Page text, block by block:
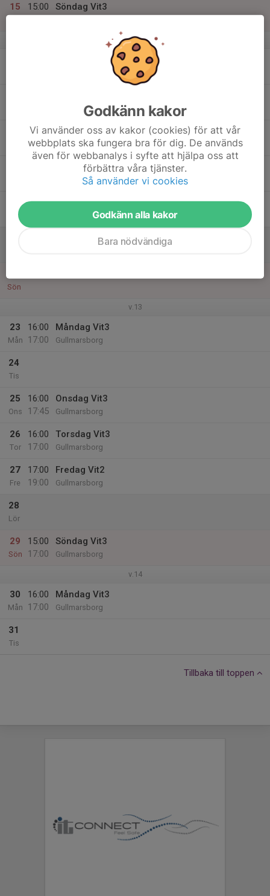
15
15:00
Söndag Vit3
v.12
16:00
17:45
Onsdag Vit3
Gullmarsborg
Torsdag Vit3
Gullmarsborg
Fre
Sön
v.13
23
Mån
16:00
17:00
Måndag Vit3
Gullmarsborg
24
Tis
25
Ons
16:00
17:45
Onsdag Vit3
Gullmarsborg
26
Tor
16:00
17:00
Torsdag Vit3
Gullmarsborg
27
Fre
17:00
19:00
Fredag Vit2
Gullmarsborg
28
Lör
29
Sön
15:00
17:00
Söndag Vit3
Gullmarsborg
v.14
30
Mån
16:00
17:00
Måndag Vit3
Gullmarsborg
31
Tis
Tillbaka till toppen
Godkänn kakor
Vi använder oss av kakor (cookies) för att vår
webbplats ska fungera bra för dig. De används
även för webbanalys i syfte att hjälpa oss att
förbättra våra tjänster.
Så använder vi cookies
Godkänn alla kakor
Bara nödvändiga